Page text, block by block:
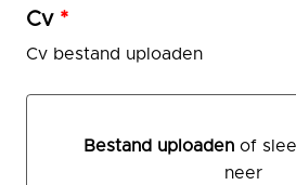
Cv *
Cv bestand uploaden
Bestand uploaden of
neer